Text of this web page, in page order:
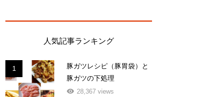
人気記事ランキング
1
豚ガツレシピ（豚胃袋）と
豚ガツの下処理
28,367 views